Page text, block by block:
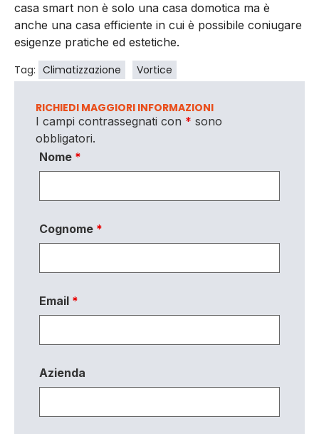
casa smart non è solo una casa domotica ma è
anche una casa efficiente in cui è possibile coniugare
esigenze pratiche ed estetiche.
Tag: Climatizzazione Vortice
RICHIEDI MAGGIORI INFORMAZIONI
I campi contrassegnati con * sono
obbligatori.
Nome *
Cognome *
Email *
Azienda